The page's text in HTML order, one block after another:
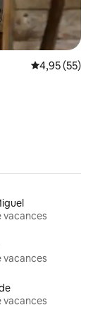
Évaluation
4,95 (55)
vacances
vacances
vacances